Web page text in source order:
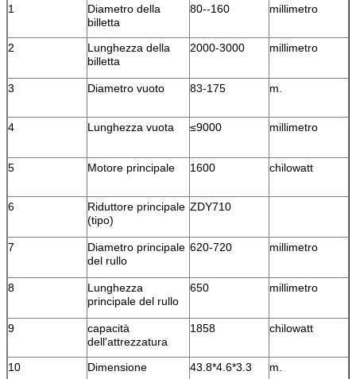
1
Diametro della
billetta
80--160 millimetro
2
Lunghezza della
billetta
2000-3000 millimetro
3 Diametro vuoto 83-175 m.
4 Lunghezza vuota ≤9000 millimetro
5 Motore principale 1600 chilowatt
6
Riduttore principale
(tipo)
ZDY710
7
Diametro principale
del rullo
620-720 millimetro
8
Lunghezza
principale del rullo
650 millimetro
9
capacità
dell'attrezzatura
1858 chilowatt
10 Dimensione 43.8*4.6*3.3 m.